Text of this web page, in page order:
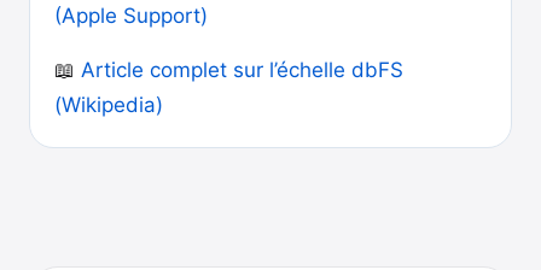
(Apple Support)
📖 Article complet sur l’échelle dbFS
(Wikipedia)